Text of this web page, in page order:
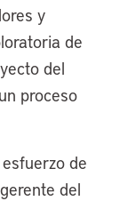
y
de
del
proceso
de
del